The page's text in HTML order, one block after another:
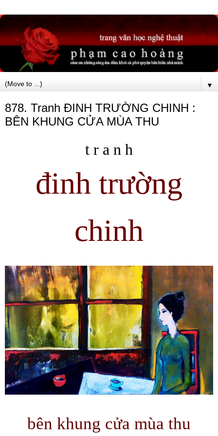
▼
878. Tranh ĐINH TRƯỜNG CHINH :
BÊN KHUNG CỬA MÙA THU
t r a n h
đinh trường
chinh
bên khung cửa mùa thu